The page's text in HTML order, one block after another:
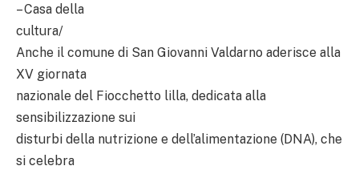
– Casa della
cultura/
Anche il comune di San Giovanni Valdarno aderisce alla
XV giornata
nazionale del Fiocchetto lilla, dedicata alla
sensibilizzazione sui
disturbi della nutrizione e dell’alimentazione (DNA), che
si celebra